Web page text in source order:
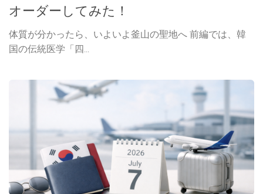
オーダーしてみた！
体質が分かったら、いよいよ釜山の聖地へ 前編では、韓
国の伝統医学「四...